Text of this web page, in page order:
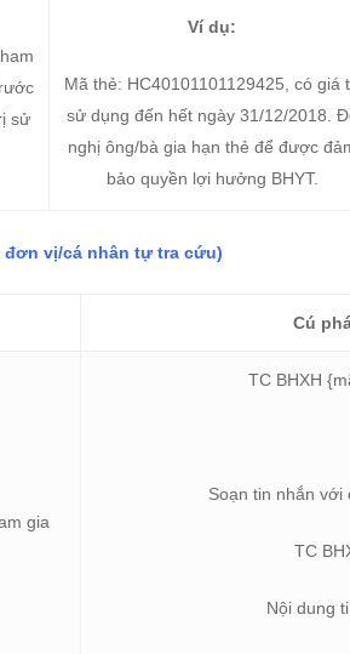
sử
Ví dụ:
Mã thẻ: HC40101101129425, có giá
sử dụng đến hết ngày 31/12/2018.
nghị ông/bà gia hạn thẻ để được
bảo quyền lợi hưởng BHYT.
vị/cá nhân tự tra cứu)
Cú
gia
TC BHXH
Soạn tin nhắn với
TC
Nội dung